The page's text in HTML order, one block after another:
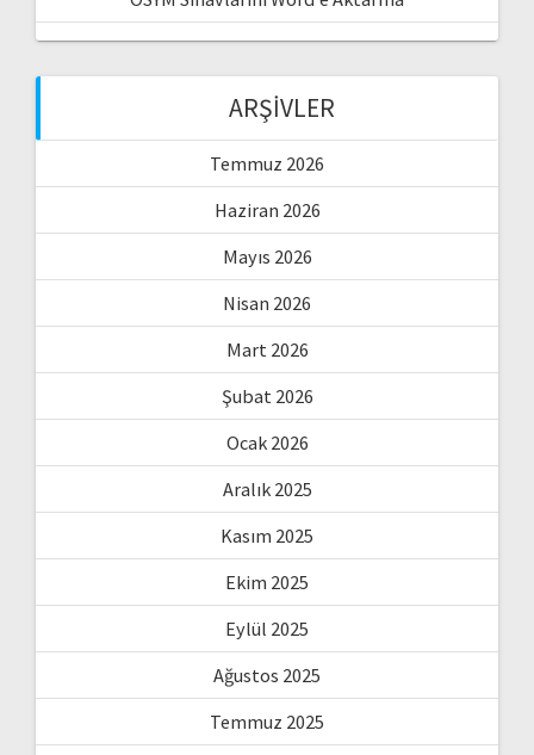
ARŞIVLER
Temmuz 2026
Haziran 2026
Mayıs 2026
Nisan 2026
Mart 2026
Şubat 2026
Ocak 2026
Aralık 2025
Kasım 2025
Ekim 2025
Eylül 2025
Ağustos 2025
Temmuz 2025